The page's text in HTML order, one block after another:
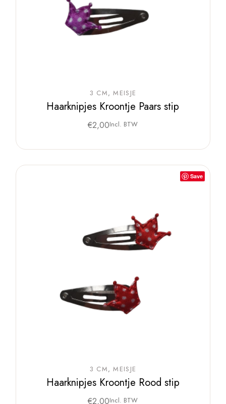
3 CM MEISJE
Haarknipjes Kroontje Paars stip
€2,00Incl. BTW
Save
3 CM MEISJE
Haarknipjes Kroontje Rood stip
€2,00Incl. BTW